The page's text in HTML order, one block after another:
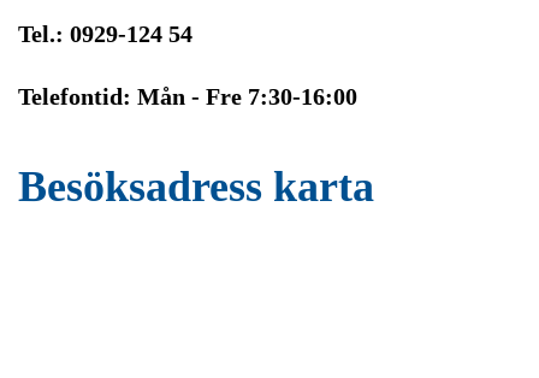
Tel.: 0929-124 54
Telefontid: Mån - Fre 7:30-16:00
Besöksadress karta